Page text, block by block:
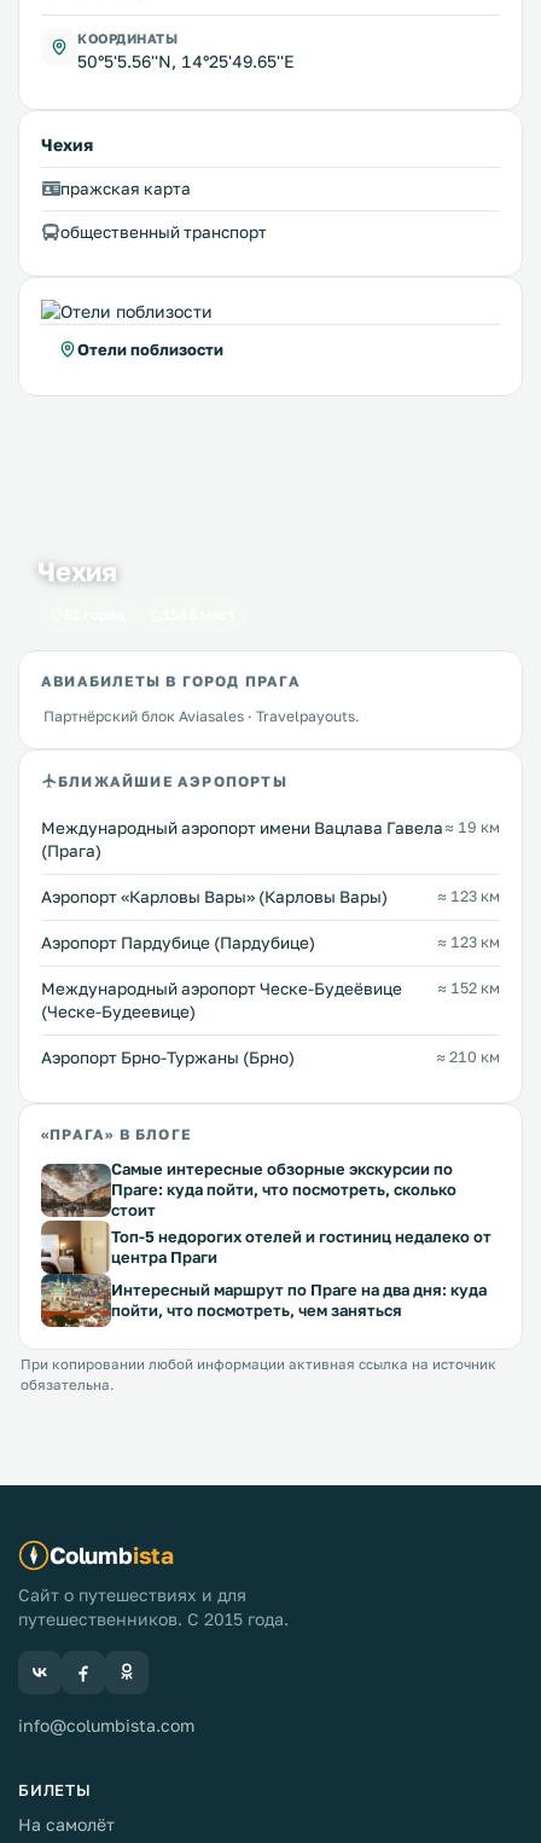
КООРДИНАТЫ
50°5'5.56''N, 14°25'49.65''E
Чехия
пражская карта
общественный транспорт
Отели поблизости
Чехия
АВИАБИЛЕТЫ В ГОРОД ПРАГА
Партнёрский блок Aviasales · Travelpayouts.
БЛИЖАЙШИЕ АЭРОПОРТЫ
Международный аэропорт имени Вацлава Гавела
(Прага)
≈ 19 км
Аэропорт «Карловы Вары» (Карловы Вары) ≈ 123 км
Аэропорт Пардубице (Пардубице) ≈ 123 км
Международный аэропорт Ческе-Будеёвице
(Ческе-Будеевице)
≈ 152 км
Аэропорт Брно-Туржаны (Брно) ≈ 210 км
«ПРАГА» В БЛОГЕ
Самые интересные обзорные экскурсии по
Праге: куда пойти, что посмотреть, сколько
стоит
Топ-5 недорогих отелей и гостиниц недалеко от
центра Праги
Интересный маршрут по Праге на два дня: куда
пойти, что посмотреть, чем заняться
При копировании любой информации активная ссылка на источник
обязательна.
Columbista
Сайт о путешествиях и для
путешественников. С 2015 года.
info@columbista.com
БИЛЕТЫ
На самолёт